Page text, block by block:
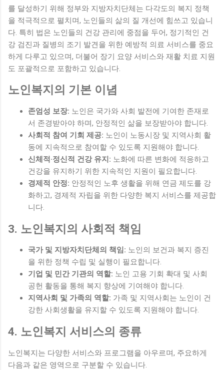
를 달성하기 위해 정부와 지방자치단체는 다각도의 복지 정책
을 적극적으로 펼치며, 노인들의 삶의 질 개선에 힘쓰고 있습니
다. 특히 법은 노인들의 건강 관리에 중점을 두어, 정기적인 건
강 검진과 질병의 조기 발견을 위한 예방적 의료 서비스를 중요
하게 다루고 있으며, 더불어 장기 요양 서비스와 재활 치료 지원
도 포괄적으로 포함하고 있습니다.
노인복지의 기본 이념
존엄성 보장: 노인은 국가와 사회 발전에 기여한 존재로
서 존경받아야 하며, 안정적인 삶을 보장받아야 합니다.
사회적 참여 기회 제공: 노인이 노동시장 및 지역사회 활
동에 지속적으로 참여할 수 있도록 지원해야 합니다.
신체적·정신적 건강 유지: 노화에 따른 변화에 적응하고
건강을 유지하기 위한 지속적인 지원이 필요합니다.
경제적 안정: 안정적인 노후 생활을 위해 연금 제도를 강
화하고, 경제적 자립을 위한 다양한 복지 서비스를 제공합
니다.
3. 노인복지의 사회적 책임
국가 및 지방자치단체의 책임: 노인의 보건과 복지 증진
을 위한 정책 수립 및 실행이 필요합니다.
기업 및 민간 기관의 역할: 노인 고용 기회 확대 및 사회
공헌 활동을 통해 복지 향상에 기여해야 합니다.
지역사회 및 가족의 역할: 가족 및 지역사회는 노인이 건
강한 사회생활을 유지할 수 있도록 지원해야 합니다.
4. 노인복지 서비스의 종류
노인복지는 다양한 서비스와 프로그램을 아우르며, 주요하게
다음과 같은 영역으로 구분할 수 있습니다.